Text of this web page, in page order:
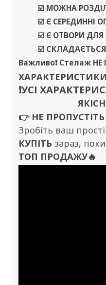
☑️ МОЖНА
☑️ Є СЕРЕДИННІ
☑️ Є ОТВОРИ ДЛЯ
☑️
Важливо❗️ Стелаж НЕ
❗️УСІ
👉 НЕ
Зробіть ваш
КУПІТЬ зараз,
ТОП ПРОДАЖУ🔥